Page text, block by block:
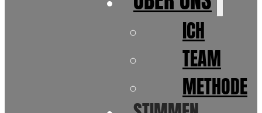
ICH
TEAM
METHODE